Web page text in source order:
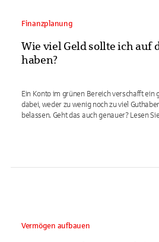
Finanzplanung
Wie viel Geld sollte ich auf
haben?
Ein Konto im grünen Bereich verschafft ein
dabei, weder zu wenig noch zu viel
belassen. Geht das auch genauer? Lesen
Vermögen aufbauen